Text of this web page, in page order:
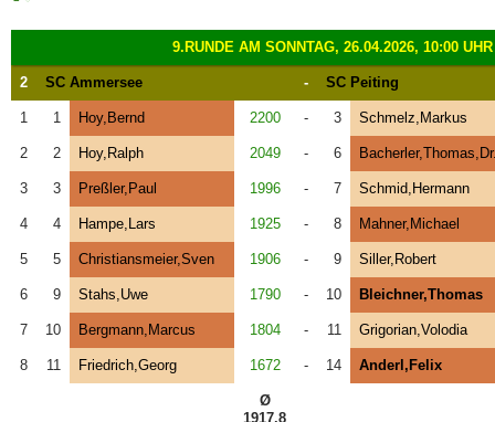
9.RUNDE AM SONNTAG, 26.04.2026, 10:00 UHR
2 SC Ammersee - SC Peiting
1 1 Hoy,Bernd 2200 - 3 Schmelz,Markus
2 2 Hoy,Ralph 2049 - 6
3 3 Preßler,Paul 1996 - 7 Schmid,Hermann
4 4 Hampe,Lars 1925 - 8 Mahner,Michael
5 5 Christiansmeier,Sven 1906 - 9 Siller,Robert
6 9 Stahs,Uwe 1790 - 10 Bleichner,Thomas
7 10 Bergmann,Marcus 1804 - 11 Grigorian,Volodia
8 11 Friedrich,Georg 1672 - 14 Anderl,Felix
Ø
1917.8